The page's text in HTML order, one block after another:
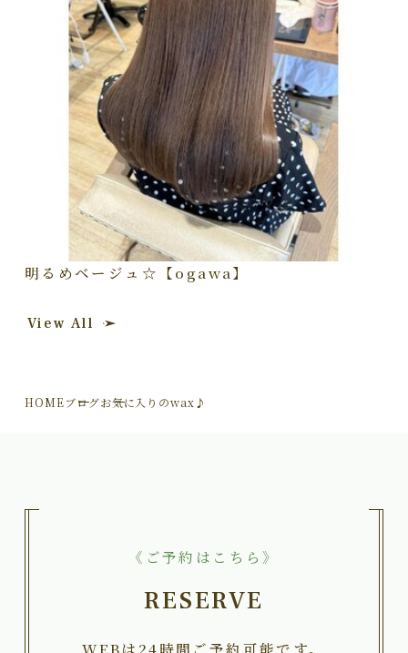
明るめベージュ☆【ogawa】
View All
HOMEブログお気に入りのwax♪
《ご予約はこちら》
RESERVE
WEBは24時間ご予約可能です。